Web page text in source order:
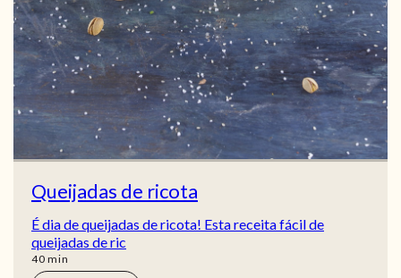
Queijadas de ricota
É dia de queijadas de ricota! Esta receita fácil de
queijadas de ric
40min
min